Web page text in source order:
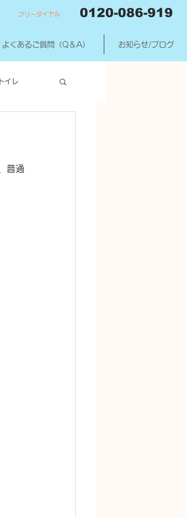
フリーダイヤル 0120-086-919
よくあるご質問（Q＆A） お知らせ/ブログ
トイレ
普通